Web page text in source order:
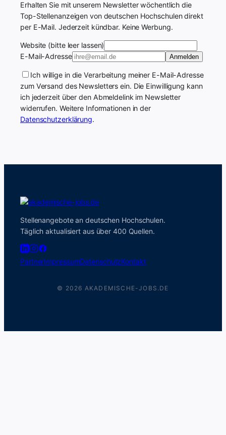
Erhalten Sie mit unserem Newsletter wöchentlich die
Top-Stellenanzeigen von deutschen Hochschulen direkt
per E-Mail. Jederzeit kündbar. Keine Werbung.
Website (bitte leer lassen)
E-Mail-Adresse
Anmelden
Ich willige in die Verarbeitung meiner E-Mail-Adresse
zum Versand des Newsletters ein. Die Einwilligung kann
ich jederzeit über den Abmeldelink im Newsletter
widerrufen. Weitere Informationen in der
Datenschutzerklärung.
Stellenangebote an deutschen Hochschulen.
Täglich aktualisiert aus über 400 Quellen.
PartnerImpressumDatenschutzKontakt
© 2026 AKADEMISCHE-JOBS.DE